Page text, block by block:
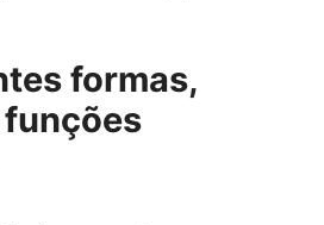
formas,